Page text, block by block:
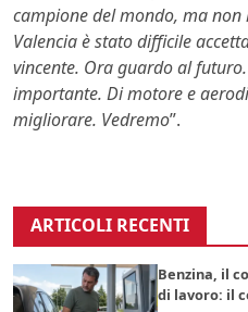
campione del mondo, ma
Valencia è stato difficile
vincente. Ora guardo al
importante. Di motore e
migliorare. Vedremo”.
ARTICOLI RECENTI
Benzina, il
di lavoro: il